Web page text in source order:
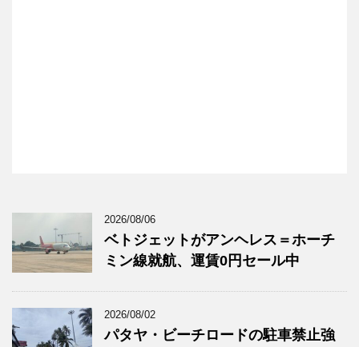
2026/08/06
ベトジェットがアンヘレス＝ホーチ
ミン線就航、運賃0円セール中
2026/08/02
パタヤ・ビーチロードの駐車禁止強